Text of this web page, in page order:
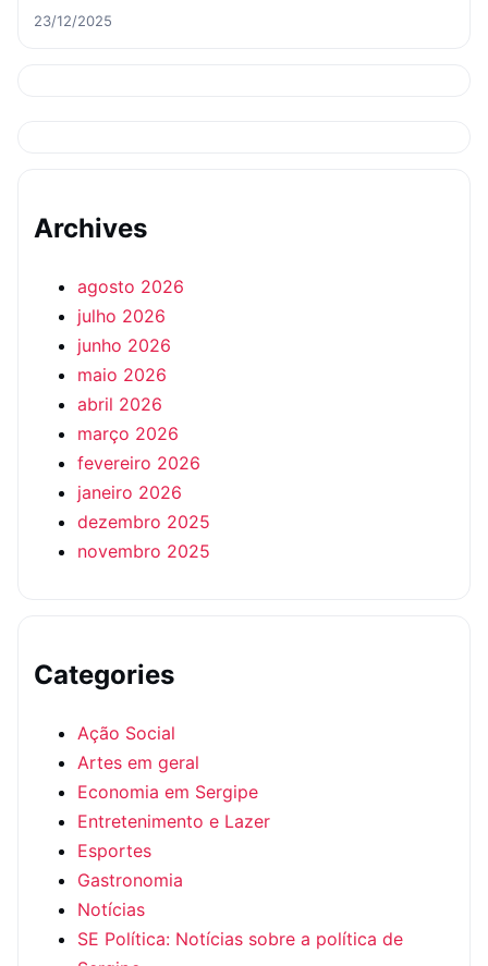
23/12/2025
Archives
agosto 2026
julho 2026
junho 2026
maio 2026
abril 2026
março 2026
fevereiro 2026
janeiro 2026
dezembro 2025
novembro 2025
Categories
Ação Social
Artes em geral
Economia em Sergipe
Entretenimento e Lazer
Esportes
Gastronomia
Notícias
SE Política: Notícias sobre a política de